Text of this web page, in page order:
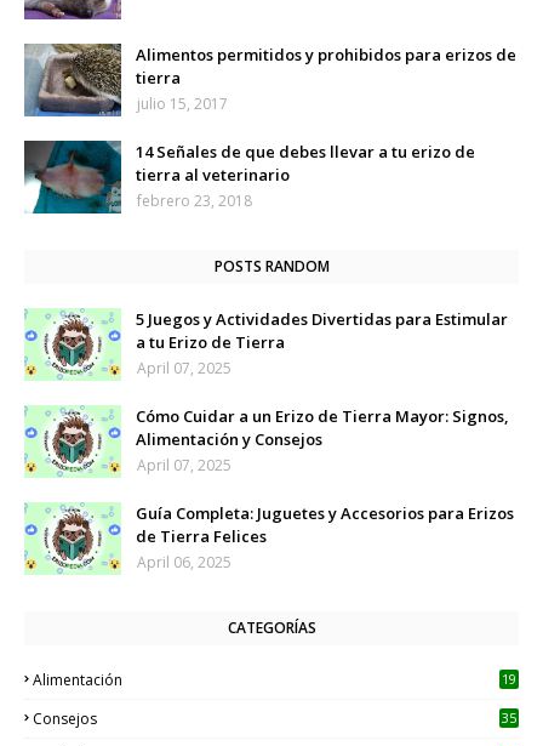
Alimentos permitidos y prohibidos para erizos de
tierra
julio 15, 2017
14 Señales de que debes llevar a tu erizo de
tierra al veterinario
febrero 23, 2018
POSTS RANDOM
5 Juegos y Actividades Divertidas para Estimular
a tu Erizo de Tierra
April 07, 2025
Cómo Cuidar a un Erizo de Tierra Mayor: Signos,
Alimentación y Consejos
April 07, 2025
Guía Completa: Juguetes y Accesorios para Erizos
de Tierra Felices
April 06, 2025
CATEGORÍAS
Alimentación 19
Consejos 35